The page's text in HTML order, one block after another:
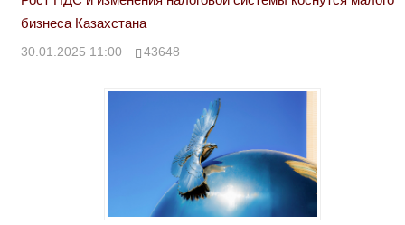
бизнеса Казахстана
30.01.2025 11:00 43648